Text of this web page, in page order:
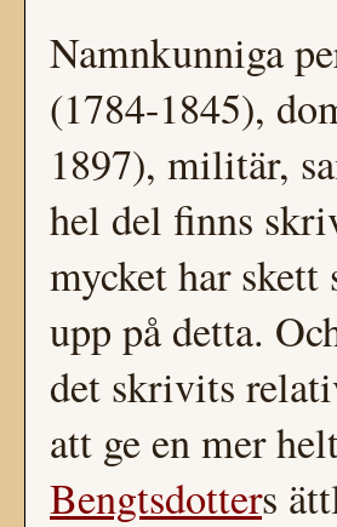
Namnkunniga
(1784-1845),
1897), militär,
hel del finns
mycket har skett
upp på detta.
det skrivits
att ge en mer
Bengtsdotters